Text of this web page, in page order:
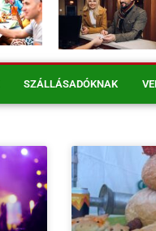
SZÁLLÁSADÓKNAK